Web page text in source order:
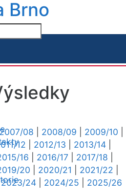
Brno
08 2008/09 2009/10
12 2012/13 2013/14
16 2016/17 2017/18
20 2020/21 2021/22
2023/24 2024/25
2025/26